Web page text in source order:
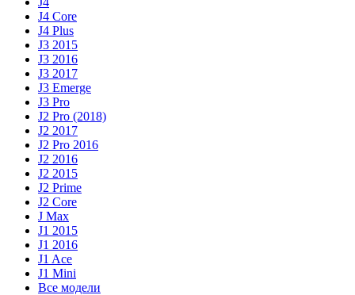
J4 Core
J4 Plus
J3 2015
J3 2016
J3 2017
J3 Emerge
J3 Pro
J2 Pro (2018)
J2 2017
J2 Pro 2016
J2 2016
J2 2015
J2 Prime
J2 Core
J Max
J1 2015
J1 2016
J1 Ace
J1 Mini
Все модели